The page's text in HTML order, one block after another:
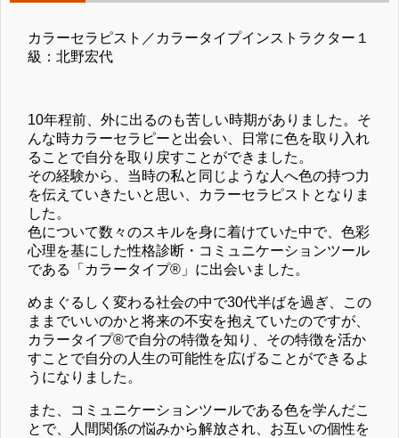
カラーセラピスト／カラータイプインストラクター１
級：北野宏代
10年程前、外に出るのも苦しい時期がありました。そ
んな時カラーセラピーと出会い、日常に色を取り入れ
ることで自分を取り戻すことができました。
その経験から、当時の私と同じような人へ色の持つ力
を伝えていきたいと思い、カラーセラピストとなりま
した。
色について数々のスキルを身に着けていた中で、色彩
心理を基にした性格診断・コミュニケーションツール
である「カラータイプ®」に出会いました。
めまぐるしく変わる社会の中で30代半ばを過ぎ、この
ままでいいのかと将来の不安を抱えていたのですが、
カラータイプ®で自分の特徴を知り、その特徴を活か
すことで自分の人生の可能性を広げることができるよ
うになりました。
また、コミュニケーションツールである色を学んだこ
とで、人間関係の悩みから解放され、お互いの個性を